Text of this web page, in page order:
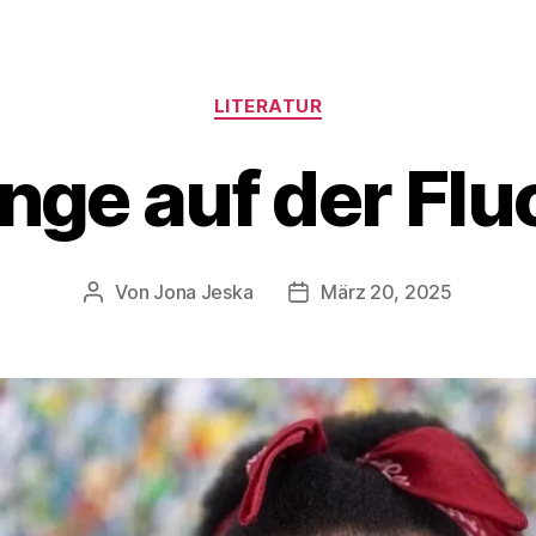
LITERATUR
auf der
Von Jona Jeska März 20, 2025